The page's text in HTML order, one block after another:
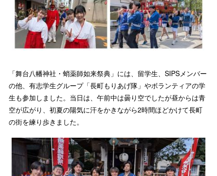
「舞台八幡神社・蛸薬師如来祭典」には、留学生、SIPSメンバー
の他、有志学生グループ「長町もりあげ隊」やボランティアの学
生も参加しました。当日は、午前中は曇り空でしたが昼からは青
空が広がり、初夏の陽気に汗をかきながら2時間ほどかけて長町
の街を練り歩きました。